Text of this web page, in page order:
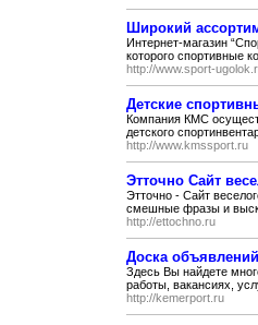
Широкий
Интернет-магазин
которого спортивные
http://www.sport-
Детские
Компания КМС
детского
http://www.kmssport.ru
Этточно Сайт
Этточно - Сайт
смешные фразы и
http://ettochno.ru
Доска
Здесь Вы найдете
работы, вакансиях,
http://kemerport.ru